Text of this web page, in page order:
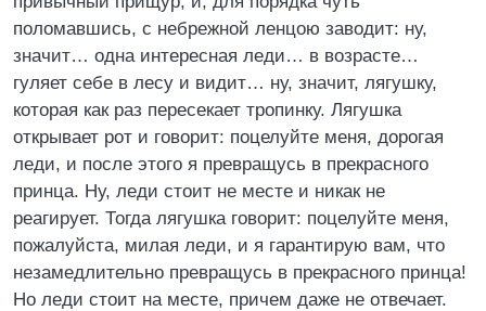
поломавшись, с небрежной ленцою заводит: ну,
значит… одна интересная леди… в возрасте…
гуляет себе в лесу и видит… ну, значит, лягушку,
которая как раз пересекает тропинку. Лягушка
открывает рот и говорит: поцелуйте меня, дорогая
леди, и после этого я превращусь в прекрасного
принца. Ну, леди стоит не месте и никак не
реагирует. Тогда лягушка говорит: поцелуйте меня,
пожалуйста, милая леди, и я гарантирую вам, что
незамедлительно превращусь в прекрасного принца!
Но леди стоит на месте, причем даже не отвечает.